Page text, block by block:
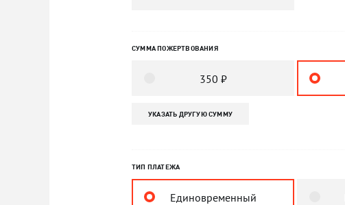
СУММА ПОЖЕРТВОВАНИЯ
350 ₽
УКАЗАТЬ ДРУГУЮ СУММУ
ТИП ПЛАТЕЖА
Единовременный